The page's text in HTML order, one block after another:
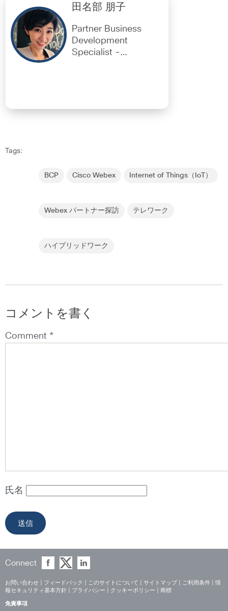
田名部 朋子
Partner Business
Development
Specialist -
Tags:
BCP Cisco Webex Internet of Things（IoT）
Webex パートナー探訪 テレワーク
ハイブリッドワーク
コメントを書く
Comment *
氏名
Connect
お問い合わせ フィードバック このサイトについて サイトマップ ご利用条件
情
報セキュリティ基本方針
プライバシー クッキーポリシー 商標
免責事項